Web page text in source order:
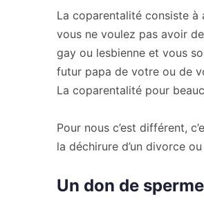
La coparentalité consiste à
vous ne voulez pas avoir
gay ou lesbienne et vous
futur papa de votre ou de
La coparentalité pour
Pour nous c’est différent,
la déchirure d’un divorce
Un don de